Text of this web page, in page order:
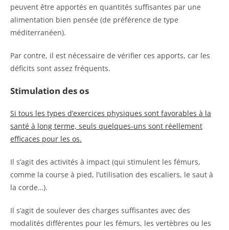
peuvent être apportés en quantités suffisantes par une
alimentation bien pensée (de préférence de type
méditerranéen).
Par contre, il est nécessaire de vérifier ces apports, car les
déficits sont assez fréquents.
Stimulation des os
Si tous les types d’exercices physiques sont favorables à la
santé à long terme, seuls quelques-uns sont réellement
efficaces pour les os.
Il s’agit des activités à impact (qui stimulent les fémurs,
comme la course à pied, l’utilisation des escaliers, le saut à
la corde…).
Il s’agit de soulever des charges suffisantes avec des
modalités différentes pour les fémurs, les vertèbres ou les